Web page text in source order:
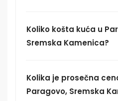
Koliko košta kuća u
Sremska Kamenica?
Kolika je prosečna
Paragovo, Sremska